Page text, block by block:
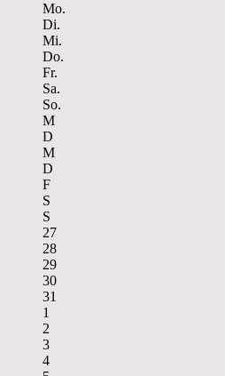
Mo.
Di.
Mi.
Do.
Fr.
Sa.
So.
M
D
M
D
F
S
S
27
28
29
30
31
1
2
3
4